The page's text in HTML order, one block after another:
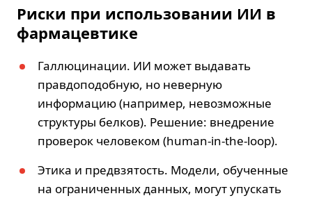
Риски при использовании ИИ в
фармацевтике
Галлюцинации. ИИ может выдавать
правдоподобную, но неверную
информацию (например, невозможные
структуры белков). Решение: внедрение
проверок человеком (human-in-the-loop).
Этика и предвзятость. Модели, обученные
на ограниченных данных, могут упускать